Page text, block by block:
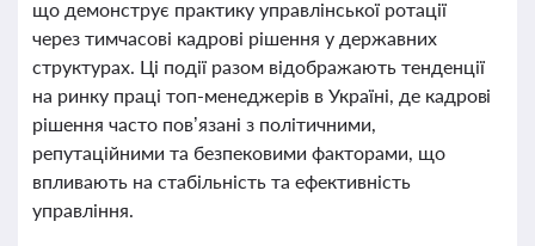
що демонструє практику управлінської ротації
через тимчасові кадрові рішення у державних
структурах. Ці події разом відображають тенденції
на ринку праці топ-менеджерів в Україні, де кадрові
рішення часто пов’язані з політичними,
репутаційними та безпековими факторами, що
впливають на стабільність та ефективність
управління.